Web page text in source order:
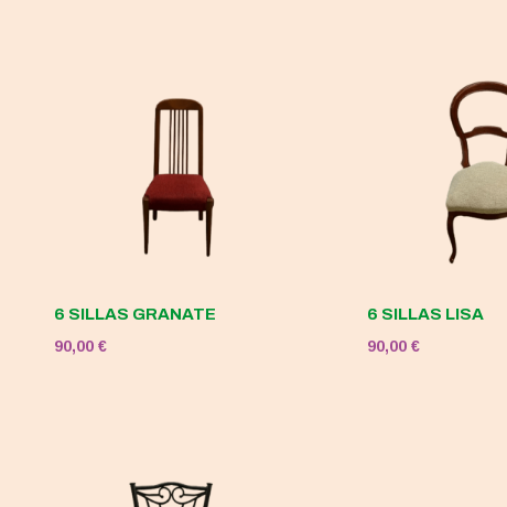
6 SILLAS GRANATE
90,00 €
6 SILLAS LISA
90,00 €